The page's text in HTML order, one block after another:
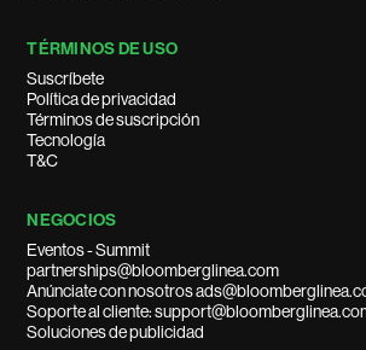
TÉRMINOS DE USO
Suscríbete
Política de privacidad
Términos de suscripción
Tecnología
T&C
NEGOCIOS
Eventos - Summit
partnerships@bloomberglinea.com
Anúnciate con nosotros
Soporte al cliente:
Soluciones de publicidad